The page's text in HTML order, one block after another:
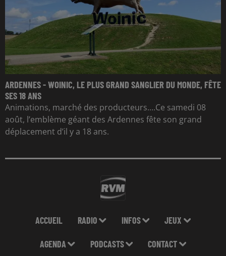
ARDENNES - WOINIC, LE PLUS GRAND SANGLIER DU MONDE, FÊTE
SES 18 ANS
Animations, marché des producteurs....Ce samedi 08
août, l’emblème géant des Ardennes fête son grand
déplacement d’il y a 18 ans.
ACCUEIL RADIO INFOS JEUX
AGENDA PODCASTS CONTACT